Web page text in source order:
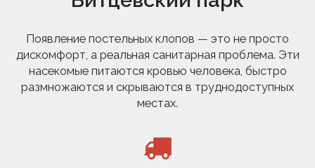
Появление постельных клопов — это не просто
дискомфорт, а реальная санитарная проблема. Эти
насекомые питаются кровью человека, быстро
размножаются и скрываются в труднодоступных
местах.